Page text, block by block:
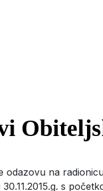
odazovu na
s